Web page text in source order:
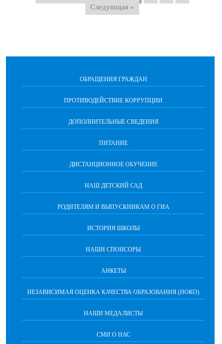
Следующая »
ОБРАЩЕНИЯ ГРАЖДАН
ПРОТИВОДЕЙСТВИЕ КОРРУПЦИИ
ДОПОЛНИТЕЛЬНЫЕ СВЕДЕНИЯ
ПИТАНИЕ
ДИСТАНЦИОННОЕ ОБУЧЕНИЕ
НАШ ДЕТСКИЙ САД
РОДИТЕЛЯМ И ВЫПУСКНИКАМ О ГИА
ИСТОРИЯ ШКОЛЫ
НАШИ СПОНСОРЫ
АНКЕТЫ
НЕЗАВИСИМАЯ ОЦЕНКА КАЧЕСТВА ОБРАЗОВАНИЯ (НОКО)
НАШИ МЕДАЛИСТЫ
СМИ О НАС